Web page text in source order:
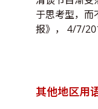
于思考型，而
报》， 4/7/
其他地区用